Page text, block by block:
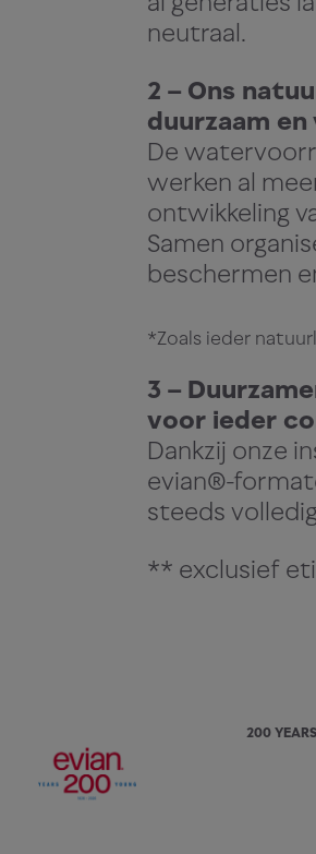
neutraal.
2 – Ons
duurzaam
De
werken al
ontwikkeling
Samen
beschermen
*Zoals ieder
3 –
voor ieder
Dankzij onze
evian®-
steeds
** exclusief
200